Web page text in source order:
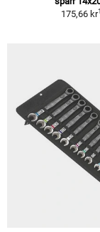
175,66 kr1